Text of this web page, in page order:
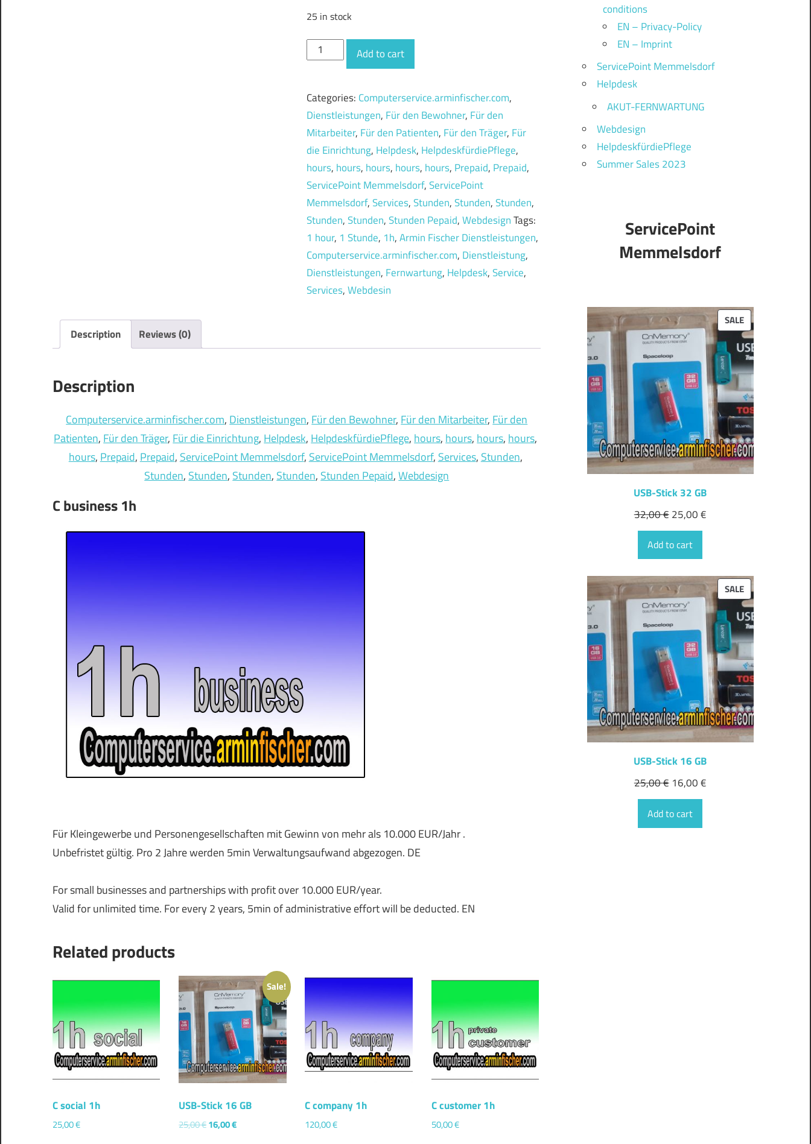
25 in stock
business
quantity
Add to cart
Categories: Computerservice.arminfischer.com,
Dienstleistungen, Für den Bewohner, Für den
Mitarbeiter, Für den Patienten, Für den Träger, Für
die Einrichtung, Helpdesk, HelpdeskfürdiePflege,
hours, hours, hours, hours, hours, Prepaid, Prepaid,
ServicePoint Memmelsdorf,ServicePoint
Memmelsdorf,Services,Stunden,Stunden,Stunden,
Stunden,Stunden,Stunden Pepaid,WebdesignTags:
1 hour, 1 Stunde, 1h,Armin Fischer Dienstleistungen,
Computerservice.arminfischer.com, Dienstleistung,
Dienstleistungen, Fernwartung, Helpdesk,Service,
Services,Webdesin
Description Reviews (0)
Description
Computerservice.arminfischer.com, Dienstleistungen, Für den Bewohner, Für den Mitarbeiter, Für den
Patienten, Für den Träger, Für die Einrichtung, Helpdesk, HelpdeskfürdiePflege, hours, hours, hours, hours
hours, Prepaid, Prepaid, ServicePoint Memmelsdorf, ServicePoint Memmelsdorf, Services, Stunden
Stunden, Stunden, Stunden, Stunden, Stunden Pepaid, Webdesign
C business 1h
Für Kleingewerbe und Personengesellschaften mit Gewinn von mehr als 10.000 EUR/Jahr .
Unbefristet gültig. Pro 2 Jahre werden 5min Verwaltungsaufwand abgezogen. DE
For small businesses and partnerships with profit over 10.000 EUR/year.
Valid for unlimited time. For every 2 years, 5min of administrative effort will be deducted. EN
Related products
C social 1h
25,00€
Sale!
USB-Stick 16 GB
25,00€16,00€
C company 1h
120,00€
C customer 1h
50,00€
conditions
EN – Privacy-Policy
EN – Imprint
ServicePoint Memmelsdorf
Helpdesk
AKUT-FERNWARTUNG
Webdesign
HelpdeskfürdiePflege
Summer Sales 2023
ServicePoint
Memmelsdorf
SALEPRODUCT
ON
SALE
USB-Stick 32 GB
32,00€ 25,00€
Add to cart
SALEPRODUCT
ON
SALE
USB-Stick 16 GB
25,00€ 16,00€
Add to cart